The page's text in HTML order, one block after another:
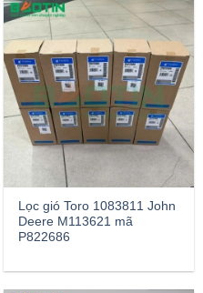
Lọc gió Toro 1083811 John
Deere M113621 mã
P822686